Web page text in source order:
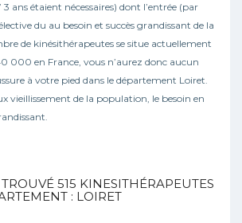
ans étaient nécessaires) dont l’entrée (par
du au besoin et succès grandissant de la
de kinésithérapeutes se situe actuellement
000 en France, vous n’aurez donc aucun
à votre pied dans le département Loiret.
vieillissement de la population, le besoin en
515 KINESITHÉRAPEUTES
: LOIRET